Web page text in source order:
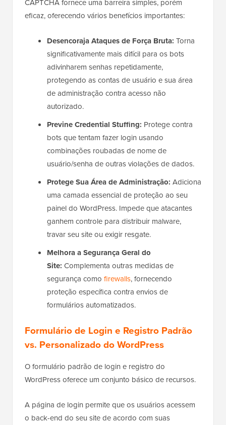
CAPTCHA fornece uma barreira simples, porém
eficaz, oferecendo vários benefícios importantes:
Desencoraja Ataques de Força Bruta: Torna
significativamente mais difícil para os bots
adivinharem senhas repetidamente,
protegendo as contas de usuário e sua área
de administração contra acesso não
autorizado.
Previne Credential Stuffing: Protege contra
bots que tentam fazer login usando
combinações roubadas de nome de
usuário/senha de outras violações de dados.
Protege Sua Área de Administração: Adiciona
uma camada essencial de proteção ao seu
painel do WordPress. Impede que atacantes
ganhem controle para distribuir malware,
travar seu site ou exigir resgate.
Melhora a Segurança Geral do
Site: Complementa outras medidas de
segurança como firewalls, fornecendo
proteção específica contra envios de
formulários automatizados.
Formulário de Login e Registro Padrão
vs. Personalizado do WordPress
O formulário padrão de login e registro do
WordPress oferece um conjunto básico de recursos.
A página de login permite que os usuários acessem
o back-end do seu site de acordo com suas